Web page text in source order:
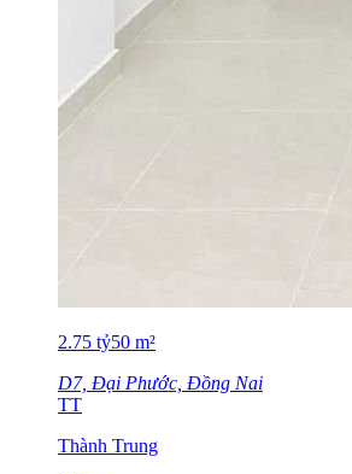
2.75 tỷ50 m²
D7, Đại Phước, Đồng Nai
TT
Thành Trung